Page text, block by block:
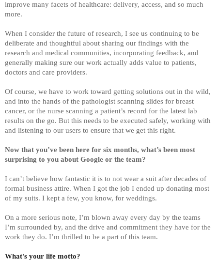
improve many facets of healthcare: delivery, access, and so much
more.
When I consider the future of research, I see us continuing to be
deliberate and thoughtful about sharing our findings with the
research and medical communities, incorporating feedback, and
generally making sure our work actually adds value to patients,
doctors and care providers.
Of course, we have to work toward getting solutions out in the wild,
and into the hands of the pathologist scanning slides for breast
cancer, or the nurse scanning a patient’s record for the latest lab
results on the go. But this needs to be executed safely, working with
and listening to our users to ensure that we get this right.
Now that you’ve been here for six months, what’s been most
surprising to you about Google or the team?
I can’t believe how fantastic it is to not wear a suit after decades of
formal business attire. When I got the job I ended up donating most
of my suits. I kept a few, you know, for weddings.
On a more serious note, I’m blown away every day by the teams
I’m surrounded by, and the drive and commitment they have for the
work they do. I’m thrilled to be a part of this team.
What's your life motto?